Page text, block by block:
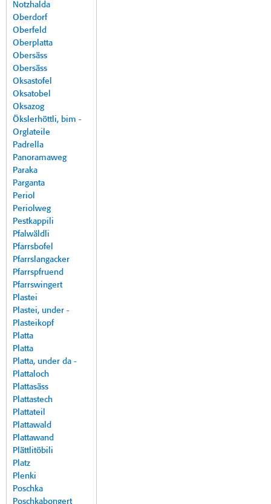
Notzhalda
Oberdorf
Oberfeld
Oberplatta
Obersäss
Obersäss
Oksastofel
Oksatobel
Oksazog
Ökslerhöttli, bim -
Orglateile
Padrella
Panoramaweg
Paraka
Parganta
Periol
Periolweg
Pestkappili
Pfalwäldli
Pfarrsbofel
Pfarrslangacker
Pfarrspfruend
Pfarrswingert
Plastei
Plastei, under -
Plasteikopf
Platta
Platta
Platta, under da -
Plattaloch
Plattasäss
Plattastech
Plattateil
Plattawald
Plattawand
Plättlitöbili
Platz
Plenki
Poschka
Poschkabongert